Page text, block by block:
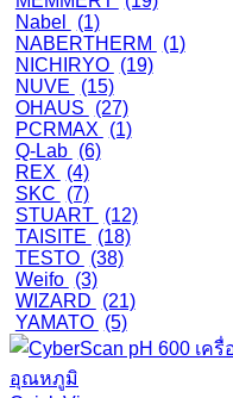
Nabel
(1)
NABERTHERM
(1)
NICHIRYO (19)
NUVE
(15)
OHAUS
(27)
PCRMAX
(1)
Q-Lab (6)
REX
(4)
SKC
(7)
STUART (12)
TAISITE
(18)
TESTO (38)
Weifo (3)
WIZARD
(21)
YAMATO (5)